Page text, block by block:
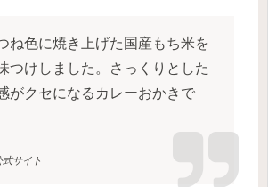
ね色に焼き上げた国産もち米を
つけしました。さっくりとした
がクセになるカレーおかきで
サイト